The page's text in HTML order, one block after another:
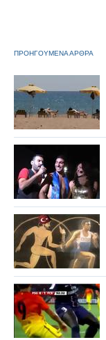
ΠΡΟΗΓΟΥΜΕΝΑ ΑΡΘΡΑ